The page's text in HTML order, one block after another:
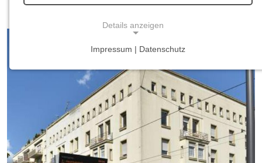
Details anzeigen
Notwendige Cookies ermöglichen grundlegende
Funktionen und sind für die einwandfreie Funktion
der Website erforderlich.
Einverständnis-Cookie
Name:
Impressum | Datenschutz